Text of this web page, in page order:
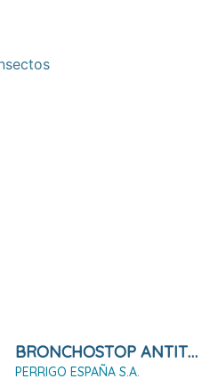
BRONCHOSTOP ANTITUSIVO Y EXPECTORANTE SOLUCION ORAL , 1 Frasco De 200 Ml
PERRIGO ESPAÑA S.A.